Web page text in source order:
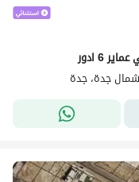
6 ادور
شمال جدة، جدة